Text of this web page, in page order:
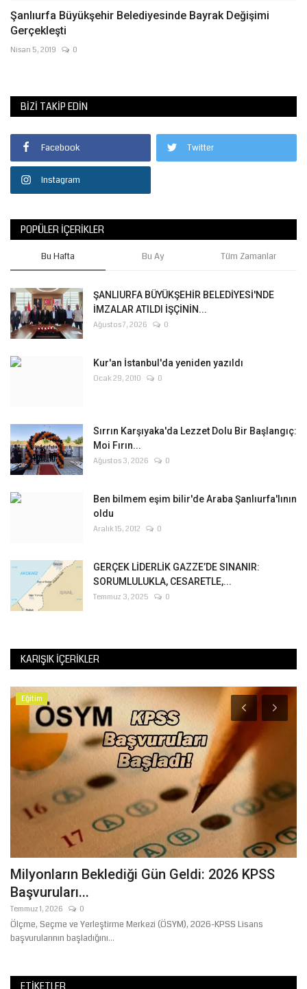
Şanlıurfa Büyükşehir Belediyesinde Bayrak Değişimi
Gerçekleşti
Nisan 5, 2019 0
BIZI TAKIP EDIN
Facebook Twitter
Instagram
POPÜLER İÇERIKLER
Bu Hafta Bu Ay Tüm Zamanlar
ŞANLIURFA BÜYÜKŞEHİR BELEDİYESİ'NDE
İMZALAR ATILDI İŞÇİNİN...
Ağustos 7, 2026 0
Kur'an İstanbul'da yeniden yazıldı
Ocak 29, 2010 0
Sırrın Karşıyaka'da Lezzet Dolu Bir Başlangıç:
Moi Fırın...
Ağustos 3, 2026 0
Ben bilmem eşim bilir'de Araba Şanlıurfa'lının
oldu
Aralık 15, 2012 0
GERÇEK LİDERLİK GAZZE’DE SINANIR:
SORUMLULUKLA, CESARETLE,...
Temmuz 3, 2025 0
KARIŞIK İÇERIKLER
Eğitim
Milyonların Beklediği Gün Geldi: 2026 KPSS
Başvuruları...
Temmuz 1, 2026 0
Ölçme, Seçme ve Yerleştirme Merkezi (ÖSYM), 2026-KPSS Lisans
başvurularının başladığını...
ETIKETLER